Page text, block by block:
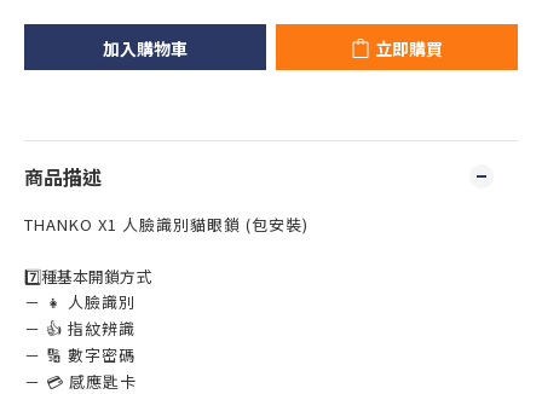
加入購物車 立即購買
商品描述
THANKO X1 人臉識別貓眼鎖 (包安裝)
7️⃣種基本開鎖方式
－ 👧 人臉識別
－ 👍 指紋辨識
－ 🔢 數字密碼
－ 💳 感應匙卡